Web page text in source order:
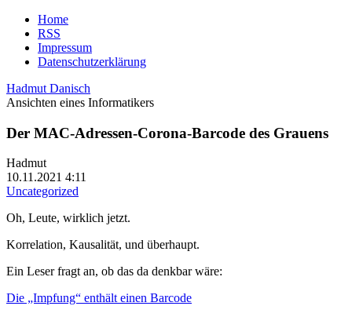
Home
RSS
Impressum
Datenschutzerklärung
Hadmut Danisch
Ansichten eines Informatikers
Der MAC-Adressen-Corona-Barcode des Grauens
Hadmut
10.11.2021 4:11
Uncategorized
Oh, Leute, wirklich jetzt.
Korrelation, Kausalität, und überhaupt.
Ein Leser fragt an, ob das da denkbar wäre:
Die „Impfung“ enthält einen Barcode